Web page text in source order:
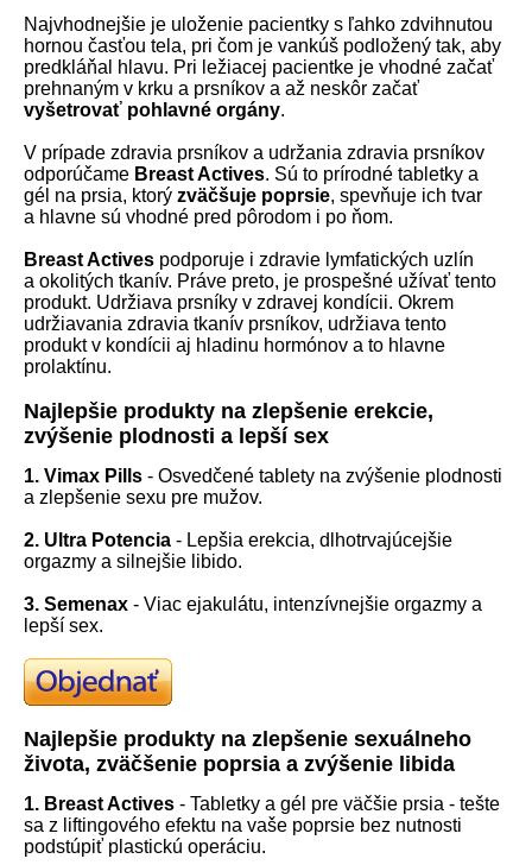
Najvhodnejšie je uloženie pacientky s ľahko zdvihnutou
hornou časťou tela, pri čom je vankúš podložený tak, aby
predkláňal hlavu. Pri ležiacej pacientke je vhodné začať
prehnaným v krku a prsníkov a až neskôr začať
vyšetrovať pohlavné orgány.
V prípade zdravia prsníkov a udržania zdravia prsníkov
odporúčame Breast Actives. Sú to prírodné tabletky a
gél na prsia, ktorý zväčšuje poprsie, spevňuje ich tvar
a hlavne sú vhodné pred pôrodom i po ňom.
Breast Actives podporuje i zdravie lymfatických uzlín
a okolitých tkanív. Práve preto, je prospešné užívať tento
produkt. Udržiava prsníky v zdravej kondícii. Okrem
udržiavania zdravia tkanív prsníkov, udržiava tento
produkt v kondícii aj hladinu hormónov a to hlavne
prolaktínu.
Najlepšie produkty na zlepšenie erekcie,
zvýšenie plodnosti a lepší sex
1. Vimax Pills - Osvedčené tablety na zvýšenie plodnosti
a zlepšenie sexu pre mužov.
2. Ultra Potencia - Lepšia erekcia, dlhotrvajúcejšie
orgazmy a silnejšie libido.
3. Semenax - Viac ejakulátu, intenzívnejšie orgazmy a
lepší sex.
Najlepšie produkty na zlepšenie sexuálneho
života, zväčšenie poprsia a zvýšenie libida
1. Breast Actives - Tabletky a gél pre väčšie prsia - tešte
sa z liftingového efektu na vaše poprsie bez nutnosti
podstúpiť plastickú operáciu.